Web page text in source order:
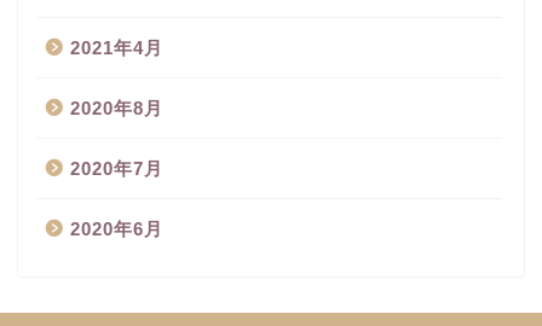
2021年4月
2020年8月
2020年7月
2020年6月